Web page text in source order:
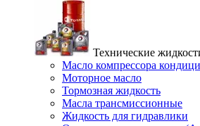
Технические
Масло компрессора
Моторное масло
Тормозная жидкость
Масла трансмиссионные
Жидкость для гидравлики